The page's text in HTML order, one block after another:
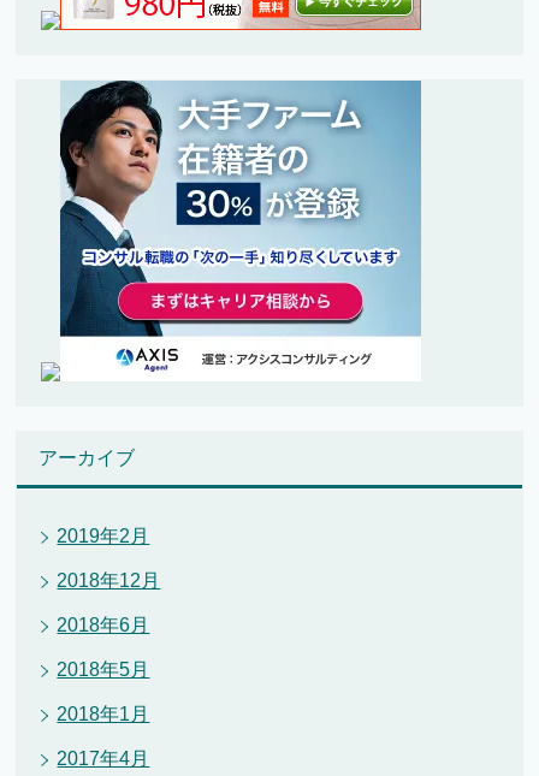
アーカイブ
2019年2月
2018年12月
2018年6月
2018年5月
2018年1月
2017年4月